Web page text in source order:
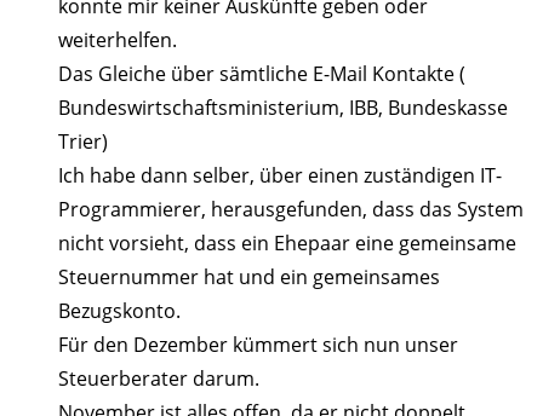
konnte mir keiner Auskünfte geben oder
weiterhelfen.
Das Gleiche über sämtliche E-Mail Kontakte (
Bundeswirtschaftsministerium, IBB, Bundeskasse
Trier)
Ich habe dann selber, über einen zuständigen IT-
Programmierer, herausgefunden, dass das System
nicht vorsieht, dass ein Ehepaar eine gemeinsame
Steuernummer hat und ein gemeinsames
Bezugskonto.
Für den Dezember kümmert sich nun unser
Steuerberater darum.